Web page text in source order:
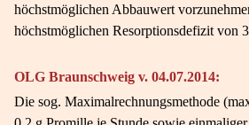
höchstmöglichen Abbauwert
höchstmöglichen Resorptionsdefizit von
OLG Braunschweig v. 04.07.2014:
Die sog. Maximalrechnungsmethode